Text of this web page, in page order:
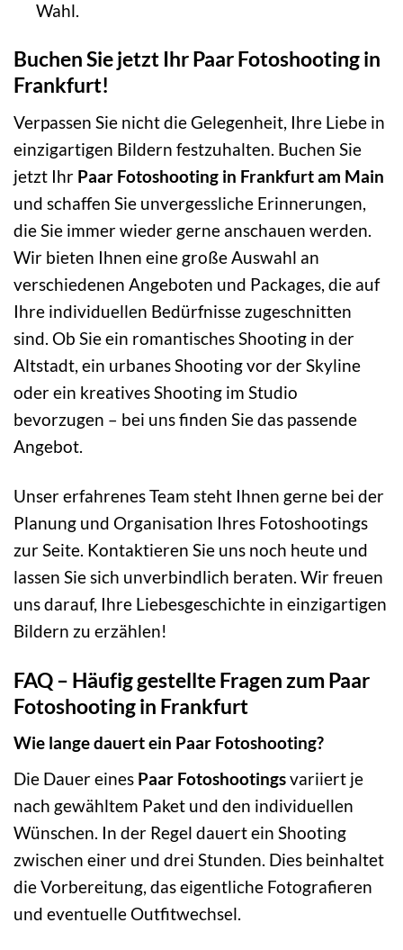
Wahl.
Buchen Sie jetzt Ihr Paar Fotoshooting in
Frankfurt!
Verpassen Sie nicht die Gelegenheit, Ihre Liebe in
einzigartigen Bildern festzuhalten. Buchen Sie
jetzt Ihr Paar Fotoshooting in Frankfurt am Main
und schaffen Sie unvergessliche Erinnerungen,
die Sie immer wieder gerne anschauen werden.
Wir bieten Ihnen eine große Auswahl an
verschiedenen Angeboten und Packages, die auf
Ihre individuellen Bedürfnisse zugeschnitten
sind. Ob Sie ein romantisches Shooting in der
Altstadt, ein urbanes Shooting vor der Skyline
oder ein kreatives Shooting im Studio
bevorzugen – bei uns finden Sie das passende
Angebot.
Unser erfahrenes Team steht Ihnen gerne bei der
Planung und Organisation Ihres Fotoshootings
zur Seite. Kontaktieren Sie uns noch heute und
lassen Sie sich unverbindlich beraten. Wir freuen
uns darauf, Ihre Liebesgeschichte in einzigartigen
Bildern zu erzählen!
FAQ – Häufig gestellte Fragen zum Paar
Fotoshooting in Frankfurt
Wie lange dauert ein Paar Fotoshooting?
Die Dauer eines Paar Fotoshootingsvariiert je
nach gewähltem Paket und den individuellen
Wünschen. In der Regel dauert ein Shooting
zwischen einer und drei Stunden. Dies beinhaltet
die Vorbereitung, das eigentliche Fotografieren
und eventuelle Outfitwechsel.